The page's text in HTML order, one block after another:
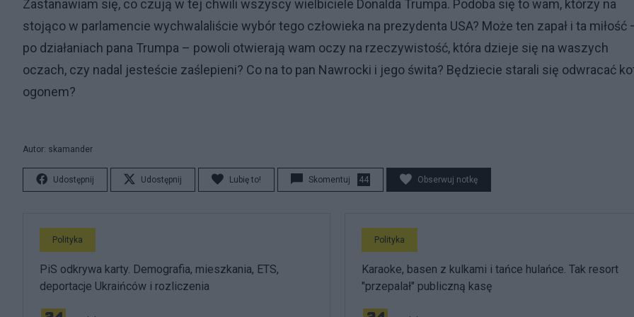
Zastanawiam się, co czują w tej chwili wszyscy wielbiciele Donalda Trumpa. Podoba się to wam, którzy na
stojąco w parlamencie wychwalaliście wybór tego człowieka na prezydenta USA? Może ten zapał i ta miłość
po działaniach pana Trumpa – powoli otwierają wam oczy na rzeczywistość, która dzieje się na waszych
oczach, czy nadal jesteście zaślepieni? Co na to pan Nawrocki i jego świta? Będziecie starali się odwracać
ogonem?
Autor: skamander
Udostępnij Udostępnij Lubię to! Skomentuj 44 Obserwuj notkę
Polityka
PiS odkrywa karty. Demografia, mieszkania, ETS,
deportacje Ukraińców i rozliczenia
Polityka
Karaoke, basen z kulkami i tańce hulańce. Tak resort
"przepalał" publiczną kasę